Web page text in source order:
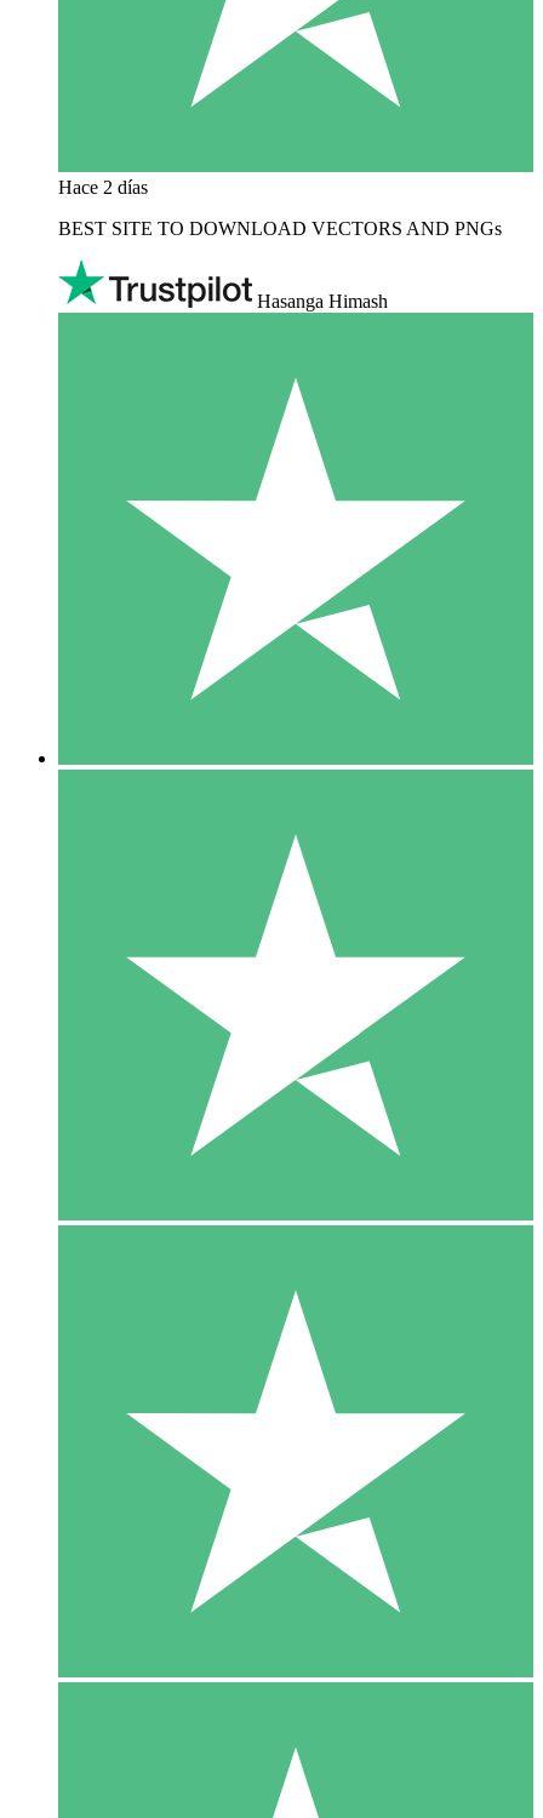
Hace 2 días
BEST SITE TO DOWNLOAD VECTORS AND PNGs
Hasanga Himash